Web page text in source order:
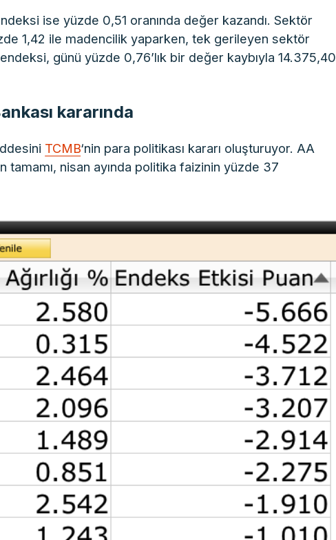
ise yüzde 0,51 oranında değer kazandı. Sektör
1,42 ile madencilik yaparken, tek gerileyen sektör
günü yüzde 0,76’lık bir değer kaybıyla 14.375,40
kararında
TCMB‘nin para politikası kararı oluşturuyor. AA
tamamı, nisan ayında politika faizinin yüzde 37